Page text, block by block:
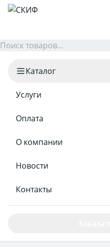
Каталог
Услуги
Оплата
О компании
Новости
Контакты